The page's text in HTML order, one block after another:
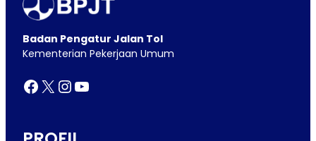
Badan Pengatur Jalan Tol
Kementerian Pekerjaan Umum
Facebook X InstagramYouTube